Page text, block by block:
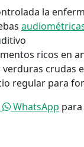
la
ricos en
verduras crudas
regular para
WhatsApp para